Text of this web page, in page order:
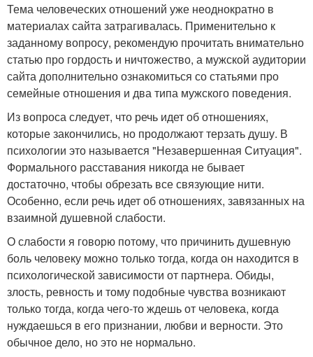
Тема человеческих отношений уже неоднократно в
материалах сайта затрагивалась. Применительно к
заданному вопросу, рекомендую прочитать внимательно
статью про гордость и ничтожество, а мужской аудитории
сайта дополнительно ознакомиться со статьями про
семейные отношения и два типа мужского поведения.
Из вопроса следует, что речь идет об отношениях,
которые закончились, но продолжают терзать душу. В
психологии это называется "Незавершенная Ситуация".
Формального расставания никогда не бывает
достаточно, чтобы обрезать все связующие нити.
Особенно, если речь идет об отношениях, завязанных на
взаимной душевной слабости.
О слабости я говорю потому, что причинить душевную
боль человеку можно только тогда, когда он находится в
психологической зависимости от партнера. Обиды,
злость, ревность и тому подобные чувства возникают
только тогда, когда чего-то ждешь от человека, когда
нуждаешься в его признании, любви и верности. Это
обычное дело, но это не нормально.